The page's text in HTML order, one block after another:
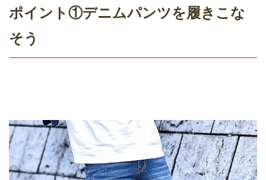
ポイント①デニムパンツを履きこな
そう